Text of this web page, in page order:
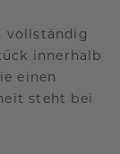
vollständig
innerhalb
einen
steht bei